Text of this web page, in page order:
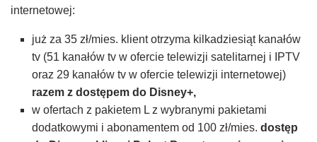
internetowej:
już za 35 zł/mies. klient otrzyma kilkadziesiąt kanałów
tv (51 kanałów tv w ofercie telewizji satelitarnej i IPTV
oraz 29 kanałów tv w ofercie telewizji internetowej)
razem z dostępem do Disney+,
w ofertach z pakietem L z wybranymi pakietami
dodatkowymi i abonamentem od 100 zł/mies. dostęp